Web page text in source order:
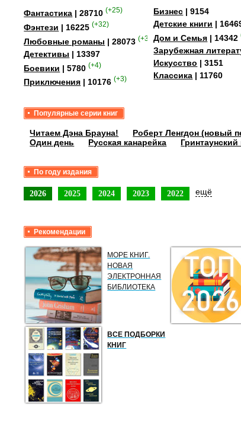
Фантастика | 28710 (+25)
Фэнтези | 16225 (+32)
Любовные романы | 28073 (+349)
Детективы | 13397
Боевики | 5780 (+4)
Приключения | 10176 (+3)
Бизнес | 9154
Детские книги |
Дом и Семья | 14342
Зарубежная
Искусство | 3151
Классика | 11760
Популярные серии книг
Читаем Дэна Брауна! Роберт Ленгдон (новый
Один день
Русская канарейка Гринтаунский
По году издания
2026 2025 2024 2023 2022 ещё
Рекомендации
МОРЕ КНИГ.
НОВАЯ
ЭЛЕКТРОННАЯ
БИБЛИОТЕКА
ВСЕ ПОДБОРКИ
КНИГ